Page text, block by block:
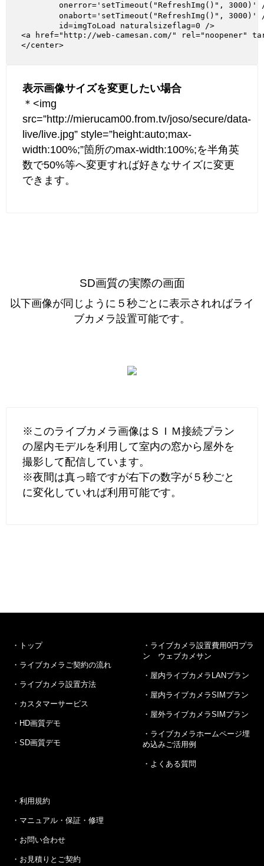
onerror='setTimeout("RefreshImg()", 3000)' /*
onabort='setTimeout("RefreshImg()", 3000)' /
        id=imgToLoad naturalsizeflag=0 />
<a href="http://web-camesan.com/" rel="noopener"
</center>
表示画像サイズを変更したい場合
＊<img
src=”http://mierucam00.from.tv/joso/secure/data-
live/live.jpg” style=”height:auto;max-
width:100%;”箇所のmax-width:100%;を半角英
数で50%等へ変更すれば好きなサイズに変更
できます。
SD画質の実際の画面
以下画像が同じように５秒ごとに表示されればライ
ブカメラ設置可能です。
※このライブカメラ画像はＳＩＭ接続プラン
の屋内モデルを利用して室内の窓から屋外を
撮影して配信しています。
※夜間は真っ暗ですが右下の数字が５秒ごと
に変化していれば利用可能です。
トップ
ライブカメラご契約の流れ
ライブカメラ設置方法
カスタマーサービス
HD画質デモ
SD画質デモ
ライブカメラ設置費用0円プラ
ン ウェブカメサン
屋内ライブカメラLANプラン
屋内ライブカメラSIMプラン
屋外ライブカメラSIMプラン
ライブカメラホームページ埋
め込みご活用例
よくある質問
利用規約
マニュアル・保証・修理
お問い合わせ
お見積りとご契約